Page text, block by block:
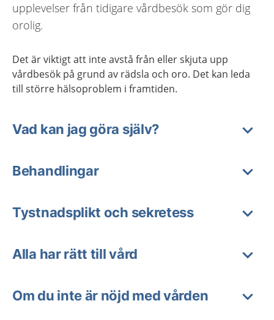
upplevelser från tidigare vårdbesök som gör dig
orolig.
Det är viktigt att inte avstå från eller skjuta upp
vårdbesök på grund av rädsla och oro. Det kan leda
till större hälsoproblem i framtiden.
Vad kan jag göra själv?
Behandlingar
Tystnadsplikt och sekretess
Alla har rätt till vård
Om du inte är nöjd med vården